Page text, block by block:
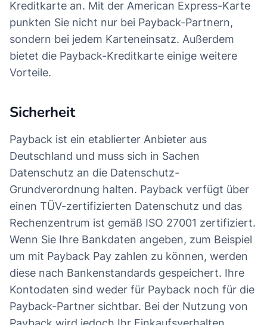
Kreditkarte an. Mit der American Express-Karte
punkten Sie nicht nur bei Payback-Partnern,
sondern bei jedem Karteneinsatz. Außerdem
bietet die Payback-Kreditkarte einige weitere
Vorteile.
Sicherheit
Payback ist ein etablierter Anbieter aus
Deutschland und muss sich in Sachen
Datenschutz an die Datenschutz-
Grundverordnung halten. Payback verfügt über
einen TÜV-zertifizierten Datenschutz und das
Rechenzentrum ist gemäß ISO 27001 zertifiziert.
Wenn Sie Ihre Bankdaten angeben, zum Beispiel
um mit Payback Pay zahlen zu können, werden
diese nach Bankenstandards gespeichert. Ihre
Kontodaten sind weder für Payback noch für die
Payback-Partner sichtbar. Bei der Nutzung von